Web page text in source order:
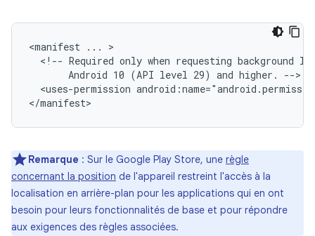
<manifest ...
<!-- Required only when requesting background
Android 10 (API level 29) and higher.
<uses-permission
Remarque : Sur le Google Play Store, une règle
concernant la position de l'appareil restreint l'accès à la
localisation en arrière-plan pour les applications qui en ont
besoin pour leurs fonctionnalités de base et pour répondre
aux exigences des règles associées.